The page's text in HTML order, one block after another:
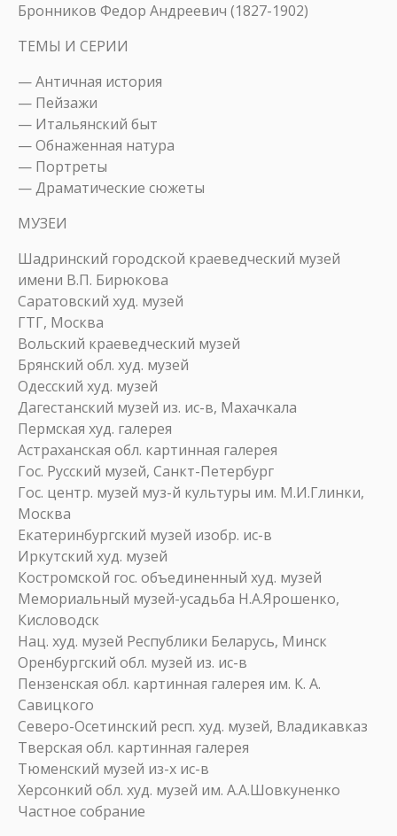
Бронников Федор Андреевич (1827-1902)
ТЕМЫ И СЕРИИ
— Античная история
— Пейзажи
— Итальянский быт
— Обнаженная натура
— Портреты
— Драматические сюжеты
МУЗЕИ
Шадринский городской краеведческий музей
имени В.П. Бирюкова
Саратовский худ. музей
ГТГ, Москва
Вольский краеведческий музей
Брянский обл. худ. музей
Одесский худ. музей
Дагестанский музей из. ис-в, Махачкала
Пермская худ. галерея
Астраханская обл. картинная галерея
Гос. Русский музей, Санкт-Петербург
Гос. центр. музей муз-й культуры им. М.И.Глинки,
Москва
Екатеринбургский музей изобр. ис-в
Иркутский худ. музей
Костромской гос. объединенный худ. музей
Мемориальный музей-усадьба Н.А.Ярошенко,
Кисловодск
Нац. худ. музей Республики Беларусь, Минск
Оренбургский обл. музей из. ис-в
Пензенская обл. картинная галерея им. К. А.
Савицкого
Северо-Осетинский респ. худ. музей, Владикавказ
Тверская обл. картинная галерея
Тюменский музей из-х ис-в
Херсонкий обл. худ. музей им. А.А.Шовкуненко
Частное собрание